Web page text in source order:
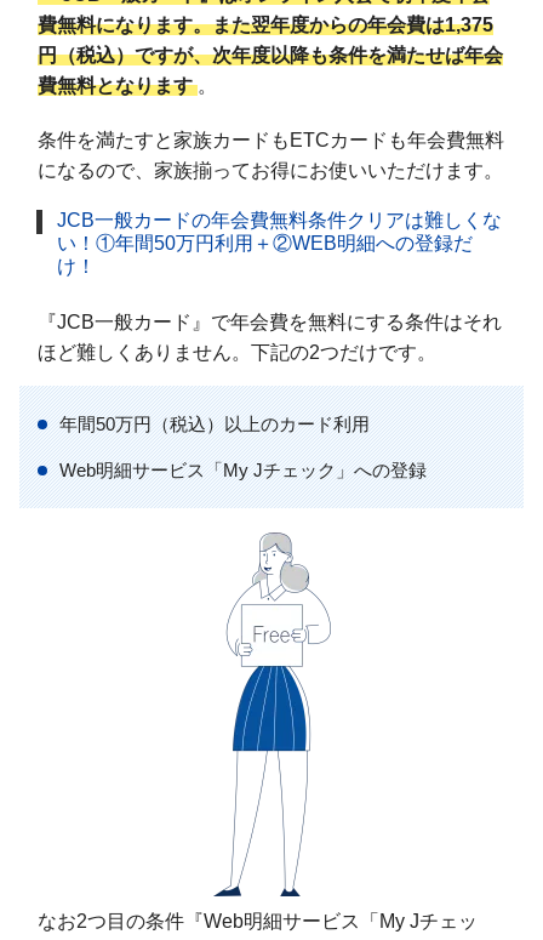
費無料になります。また翌年度からの年会費は1,375
円（税込）ですが、次年度以降も条件を満たせば年会
費無料となります 。
条件を満たすと家族カードもETCカードも年会費無料
になるので、家族揃ってお得にお使いいただけます。
JCB一般カードの年会費無料条件クリアは難しくな
い！①年間50万円利用＋②WEB明細への登録だ
け！
『JCB一般カード』で年会費を無料にする条件はそれ
ほど難しくありません。下記の2つだけです。
年間50万円（税込）以上のカード利用
Web明細サービス「My Jチェック」への登録
なお2つ目の条件『Web明細サービス「My Jチェッ